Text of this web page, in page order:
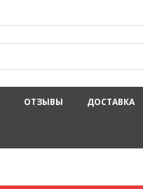
ОТЗЫВЫ ДОСТАВКА